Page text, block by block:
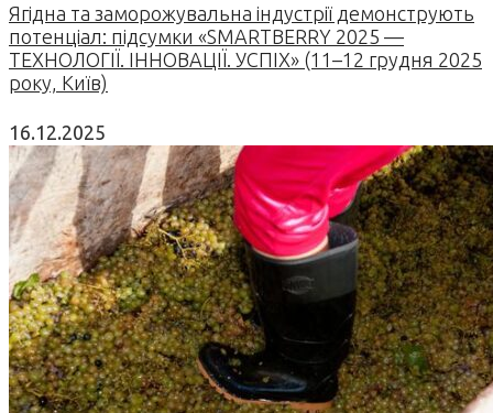
Ягідна та заморожувальна індустрії демонструють
потенціал: підсумки «SMARTBERRY 2025 —
ТЕХНОЛОГІЇ. ІННОВАЦІЇ. УСПІХ» (11–12 грудня 2025
року, Київ)
16.12.2025